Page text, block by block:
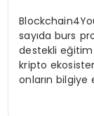
sayıda burs
destekli eğitim
kripto
onların bilgiye